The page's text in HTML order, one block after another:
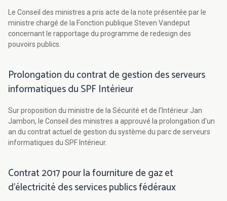
Le Conseil des ministres a pris acte de la note présentée par le
ministre chargé de la Fonction publique Steven Vandeput
concernant le rapportage du programme de redesign des
pouvoirs publics.
Prolongation du contrat de gestion des serveurs
informatiques du SPF Intérieur
Sur proposition du ministre de la Sécurité et de l'Intérieur Jan
Jambon, le Conseil des ministres a approuvé la prolongation d'un
an du contrat actuel de gestion du système du parc de serveurs
informatiques du SPF Intérieur.
Contrat 2017 pour la fourniture de gaz et
d'électricité des services publics fédéraux